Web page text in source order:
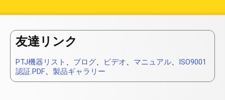
友達リンク
PTJ機器リスト 、 ブログ、 ビデオ、 マニュアル、 ISO9001
認証.PDF、 製品ギャラリー